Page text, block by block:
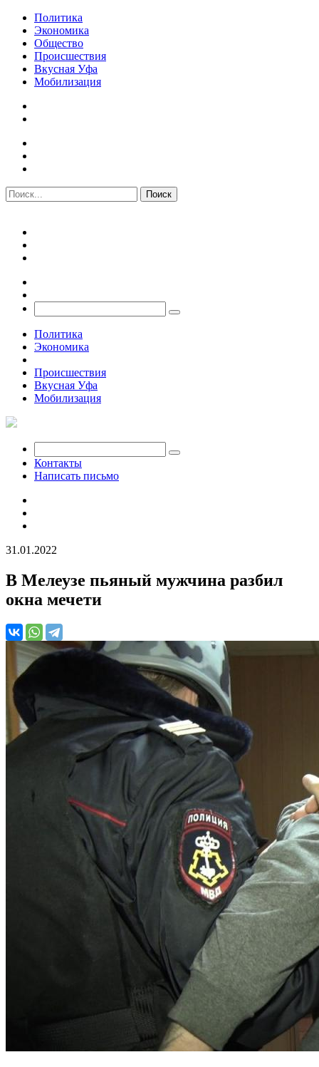
Политика
Экономика
Общество
Происшествия
Вкусная Уфа
Мобилизация
Политика
Экономика
Происшествия
Вкусная Уфа
Мобилизация
Контакты
Написать письмо
31.01.2022
В Мелеузе пьяный мужчина разбил
окна мечети